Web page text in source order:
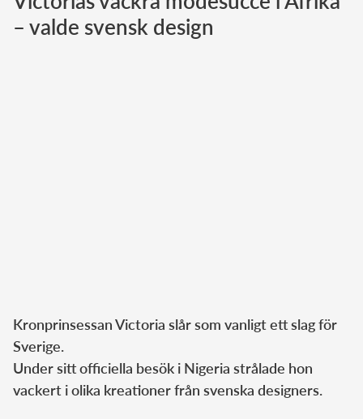
Norska kungahuset
– valde svensk design
Kronprinsessan Victoria slår som vanligt ett slag för
Sverige.
Under sitt officiella besök i Nigeria strålade hon
vackert i olika kreationer från svenska designers.